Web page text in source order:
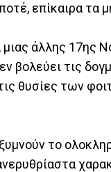
επίκαιρα
μιας άλλης
βολεύει τις
θυσίες των
το